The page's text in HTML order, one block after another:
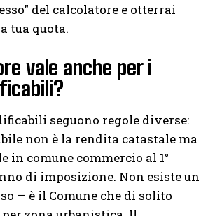
del calcolatore e otterrai
tua quota.
vale anche per i
seguono regole diverse:
non è la rendita catastale ma
in comune commercio al 1°
di imposizione. Non esiste un
— è il Comune che di solito